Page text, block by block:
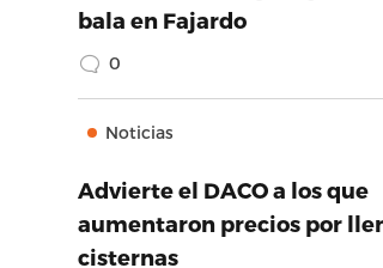
bala en Fajardo
0
Noticias
Advierte el DACO a los que
aumentaron precios por
cisternas